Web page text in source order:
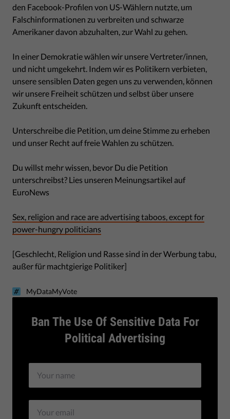
den Facebook-Profilen von US-Wählern nutzte, um
Falschinformationen zu verbreiten und schwarze
Amerikaner davon abzuhalten, zur Wahl zu gehen.
In einer Demokratie wählen wir unsere Vertreter/innen,
und nicht umgekehrt. Indem wir es Politikern verbieten,
unsere sensiblen Daten gegen uns zu verwenden, können
wir unsere Freiheit schützen und selbst über unsere
Zukunft entscheiden.
Unterschreibe die Petition, um deine Stimme zu erheben
und unser Recht auf freie Wahlen zu schützen.
Du willst mehr wissen, bevor Du die Petition
unterschreibst? Lies unseren Meinungsartikel auf
EuroNews
Sex, religion and race are advertising taboos, except for
power-hungry politicians
[Geschlecht, Religion und Rasse sind in der Werbung tabu,
außer für machtgierige Politiker]
MyDataMyVote
Ban The Use Of Sensitive Data For
Political Advertising